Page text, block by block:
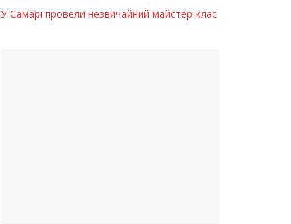
У Самарі провели незвичайний майстер-клас